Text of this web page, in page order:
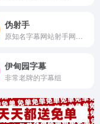
伪射手
伊甸园字幕
非常老牌的字幕组